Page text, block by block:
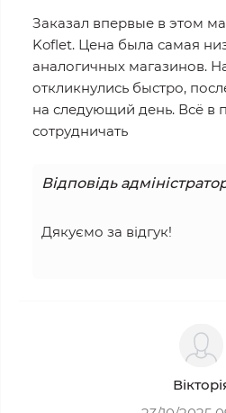
Заказал впервые в этом
Koflet. Цена была самая
аналогичных магазинов.
откликнулись быстро,
на следующий день. Всё в
сотрудничать
Відповідь
Дякуємо за відгук!